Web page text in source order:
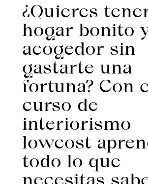
¿Quieres
hogar bonito
acogedor sin
gastarte una
fortuna? Con
curso de
interiorismo
lowcost
todo lo que